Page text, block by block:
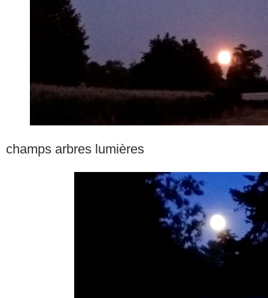
champs arbres lumières